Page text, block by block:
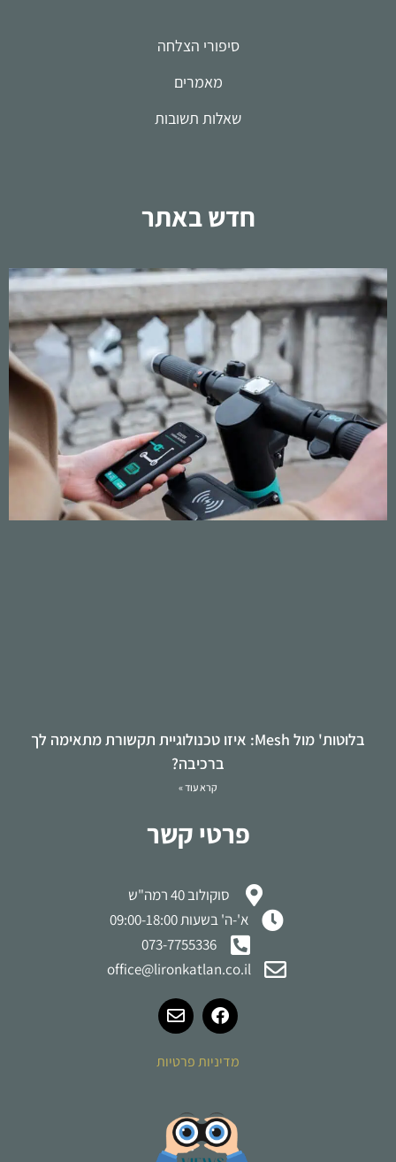
סיפורי הצלחה
מאמרים
שאלות תשובות
חדש באתר
בלוטות' מול Mesh: איזו טכנולוגיית תקשורת מתאימה לך
ברכיבה?
קרא עוד »
פרטי קשר
סוקולוב 40 רמה"ש
א'-ה' בשעות 09:00-18:00
073-7755336
office@lironkatlan.co.il
מדיניות פרטיות